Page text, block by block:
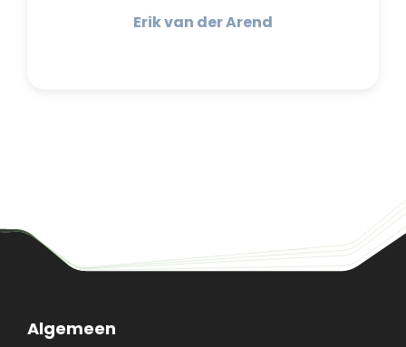
Erik van der Arend
Algemeen